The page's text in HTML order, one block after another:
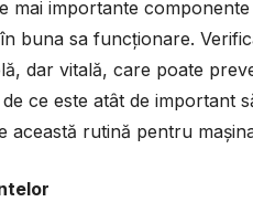
mai importante
buna sa funcționare.
dar vitală, care poate
ce este atât de important
această rutină pentru